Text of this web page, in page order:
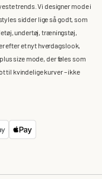
trends. Vi designer mode i
sidder lige så godt, som
undertøj, træningstøj,
efter et nyt hverdagslook,
size mode, der føles som
til kvindelige kurver – ikke